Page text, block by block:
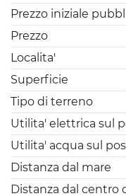
Prezzo iniziale
Prezzo
Localita'
Superficie
Tipo di terreno
Utilita' elettrica sul
Utilita' acqua sul
Distanza dal mare
Distanza dal centro